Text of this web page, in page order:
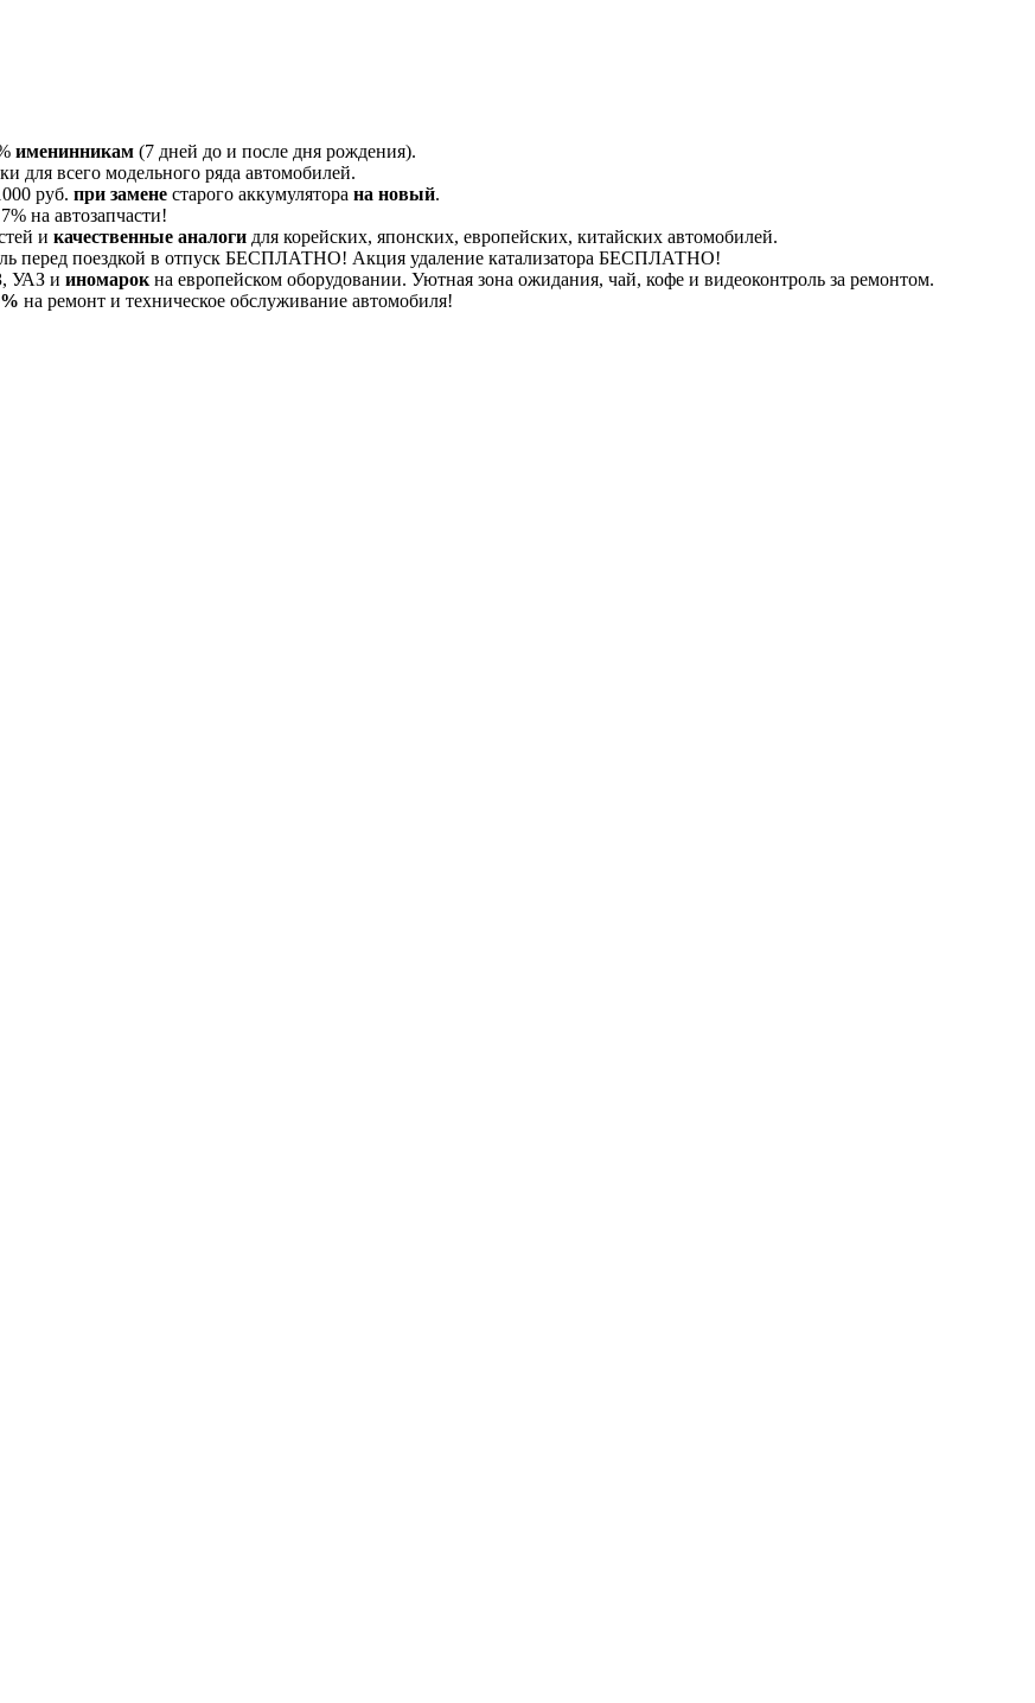
именинникам (7 дней до и после дня рождения).
для всего модельного ряда автомобилей.
руб. при замене старого аккумулятора на новый.
7% на автозапчасти!
и качественные аналоги для корейских, японских, европейских, китайских автомобилей.
перед поездкой в отпуск БЕСПЛАТНО! Акция удаление катализатора БЕСПЛАТНО!
УАЗ и иномарокна европейском оборудовании. Уютная зона ожидания, чай, кофе и видеоконтроль за ремонтом.
на ремонт и техническое обслуживание автомобиля!